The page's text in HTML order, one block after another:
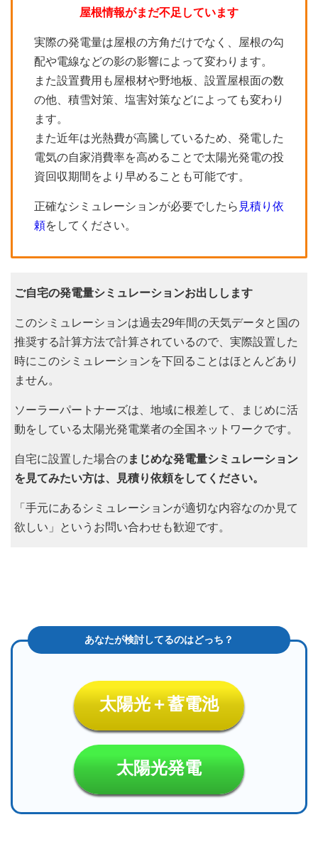
屋根情報がまだ不足しています
実際の発電量は屋根の方角だけでなく、屋根の勾
配や電線などの影の影響によって変わります。
また設置費用も屋根材や野地板、設置屋根面の数
の他、積雪対策、塩害対策などによっても変わり
ます。
また近年は光熱費が高騰しているため、発電した
電気の自家消費率を高めることで太陽光発電の投
資回収期間をより早めることも可能です。
正確なシミュレーションが必要でしたら 見積り依
頼をしてください。
ご自宅の発電量シミュレーションお出しします
このシミュレーションは過去29年間の天気データと国の
推奨する計算方法で計算されているので、実際設置した
時にこのシミュレーションを下回ることはほとんどあり
ません。
ソーラーパートナーズは、地域に根差して、まじめに活
動をしている太陽光発電業者の全国ネットワークです。
自宅に設置した場合のまじめな発電量シミュレーション
を見てみたい方は、見積り依頼をしてください。
「手元にあるシミュレーションが適切な内容なのか見て
欲しい」というお問い合わせも歓迎です。
太陽光＋蓄電池
太陽光発電